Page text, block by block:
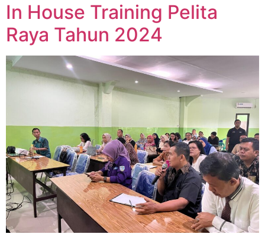
In House Training Pelita
Raya Tahun 2024